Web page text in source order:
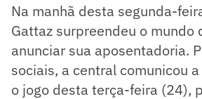
Na manhã desta segunda-
Gattaz surpreendeu o mundo
anunciar sua aposentadoria.
sociais, a central comunicou
o jogo desta terça-feira (24),